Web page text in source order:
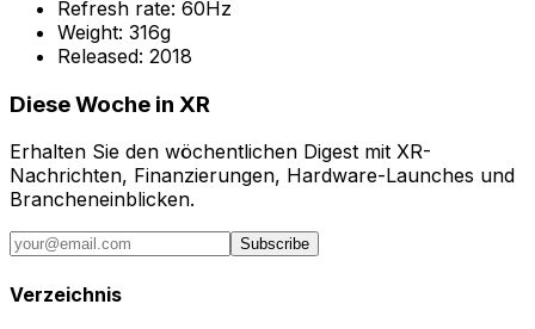
Refresh rate: 60Hz
Weight: 316g
Released: 2018
Diese Woche in XR
Erhalten Sie den wöchentlichen Digest mit XR-
Nachrichten, Finanzierungen, Hardware-Launches und
Brancheneinblicken.
Subscribe
Verzeichnis